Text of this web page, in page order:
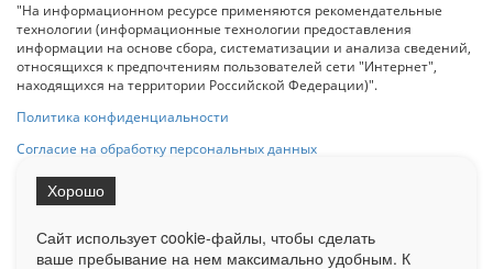
"На информационном ресурсе применяются рекомендательные
технологии (информационные технологии предоставления
информации на основе сбора, систематизации и анализа сведений,
относящихся к предпочтениям пользователей сети "Интернет",
находящихся на территории Российской Федерации)".
Политика конфиденциальности
Согласие на обработку персональных данных
на Сетевое издание «ОрелТаймс» обязательна.
Сайт использует cookie-файлы, чтобы сделать
ваше пребывание на нем максимально удобным. К
Хорошо